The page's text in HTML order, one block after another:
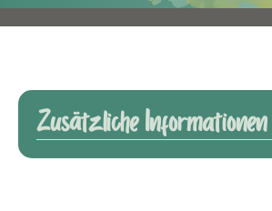
Zusätzliche Informationen